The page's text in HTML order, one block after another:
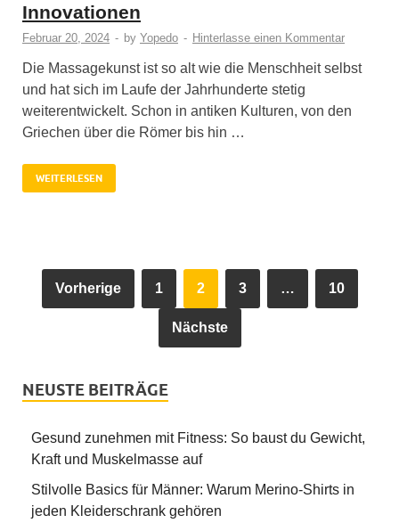
Innovationen
Februar 20, 2024 - by Yopedo - Hinterlasse einen Kommentar
Die Massagekunst ist so alt wie die Menschheit selbst
und hat sich im Laufe der Jahrhunderte stetig
weiterentwickelt. Schon in antiken Kulturen, von den
Griechen über die Römer bis hin …
WEITERLESEN
Vorherige 1 2 3 … 10
Nächste
NEUSTE BEITRÄGE
Gesund zunehmen mit Fitness: So baust du Gewicht,
Kraft und Muskelmasse auf
Stilvolle Basics für Männer: Warum Merino-Shirts in
jeden Kleiderschrank gehören